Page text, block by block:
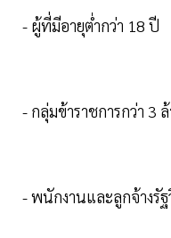
- ผู้ที่มีอายุต่ำกว่า 18 ปี
- กลุ่มข้าราชการกว่า 3
- พนักงานและลูกจ้างรั